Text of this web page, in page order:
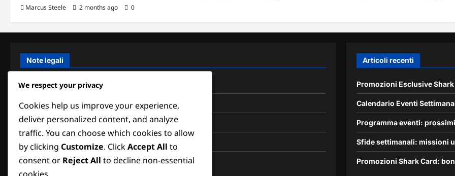
Marcus Steele 2 months ago 0
Note legali
Contattaci
Politica sui cookie
Chi siamo
Termini di servizio
Politica di protezione dei dati
Articoli recenti
Promozioni Esclusive
Calendario Eventi
Programma eventi:
Sfide settimanali: missioni
Promozioni Shark Card:
We respect your privacy
Cookies help us improve your experience,
deliver personalized content, and analyze
traffic. You can choose which cookies to allow
by clicking Customize. ClickAccept All to
consent or Reject All to decline non-essential